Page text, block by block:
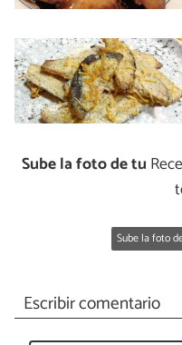
Sube la foto de tu
Sube la foto
Escribir comentario